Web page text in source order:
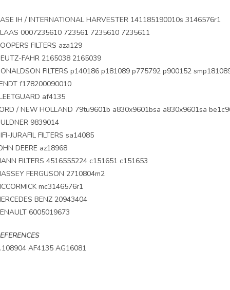
IH / INTERNATIONAL HARVESTER 141185190010s 3146576r1
0007235610 723561 7235610 7235611
FILTERS aza129
FAHR 2165038 2165039
FILTERS p140186 p181089 p775792 p900152
f178200090010
af4135
/ NEW HOLLAND 79tu9601b a830x9601bsa a830x9601sa
9839014
JURAFIL FILTERS sa14085
DEERE az18968
FILTERS 4516555224 c151651 c151653
FERGUSON 2710804m2
mc3146576r1
BENZ 20943404
6005019673
AF4135 AG16081